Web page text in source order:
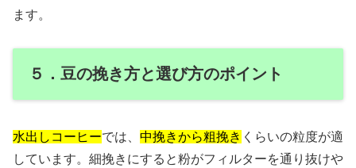
ます。
５．豆の挽き方と選び方のポイント
水出しコーヒーでは、 中挽きから粗挽き くらいの粒度が適
しています。細挽きにすると粉がフィルターを通り抜けや